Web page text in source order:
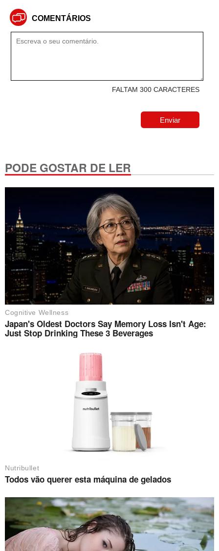
COMENTÁRIOS
FALTAM 300 CARACTERES